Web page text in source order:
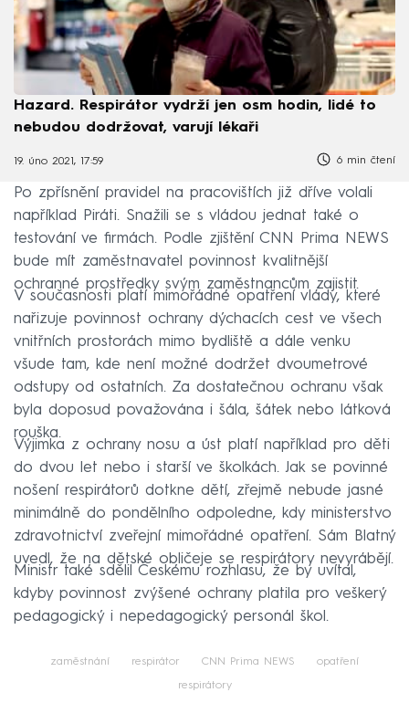
Hazard. Respirátor vydrží jen osm hodin, lidé to
nebudou dodržovat, varují lékaři
19. úno 2021, 17:59 6 min čtení
Po zpřísnění pravidel na pracovištích již dříve volali
například Piráti. Snažili se s vládou jednat také o
testování ve firmách. Podle zjištění CNN Prima NEWS
bude mít zaměstnavatel povinnost kvalitnější
ochranné prostředky svým zaměstnancům zajistit.
V současnosti platí mimořádné opatření vlády, které
nařizuje povinnost ochrany dýchacích cest ve všech
vnitřních prostorách mimo bydliště a dále venku
všude tam, kde není možné dodržet dvoumetrové
odstupy od ostatních. Za dostatečnou ochranu však
byla doposud považována i šála, šátek nebo látková
rouška.
Výjimka z ochrany nosu a úst platí například pro děti
do dvou let nebo i starší ve školkách. Jak se povinné
nošení respirátorů dotkne dětí, zřejmě nebude jasné
minimálně do pondělního odpoledne, kdy ministerstvo
zdravotnictví zveřejní mimořádné opatření. Sám Blatný
uvedl, že na dětské obličeje se respirátory nevyrábějí.
Ministr také sdělil Českému rozhlasu, že by uvítal,
kdyby povinnost zvýšené ochrany platila pro veškerý
pedagogický i nepedagogický personál škol.
zaměstnání respirátor CNN Prima NEWS opatření
respirátory